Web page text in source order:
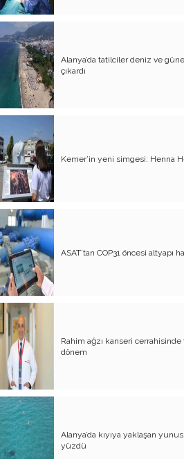
göz diktiler
Kime oy vermeliyiz?..
Var mı alan; 5 daire fiyatına Şeker
Fabrikası
İşte yeni-özlenen CHP
Denetimsiz Zamlar ve Vergi
Torosların evladı, köylü çocuğu
Atalay olayı; yargıyı yönetenlerin
darbesidir!..
CHP’de ne değişti?
Eğitim Sisteminde Sorunlar ve
Önerileri
Cumhuriyet’in 100. Yılı ve AB İlişkileri
Şehitler üzerinden siyaset!..
Belediye Başkanı'na Neden Oy
Vermeliyim?
AKP'nin Mülteci Politikası ve
şehitlerimiz!..
Geleceğimize biz karar verelim!..
Kamacı’nın resti!.. İYİ Parti’nin kararı
Emine öğretmenim; Atatürk sizlere
güvendi!..
Alanya’da tatilciler deniz ve
çıkardı
Kemer’in yeni simgesi: Henna
ASAT’tan COP31 öncesi altyapı
Rahim ağzı kanseri cerrahisinde
dönem
Alanya’da kıyıya yaklaşan
yüzdü